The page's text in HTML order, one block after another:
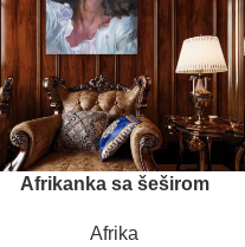
Afrikanka sa šeširom
Afrika